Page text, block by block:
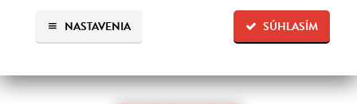
SÚHLASÍM
NASTAVENIA
23,66 €
24,90 € ?